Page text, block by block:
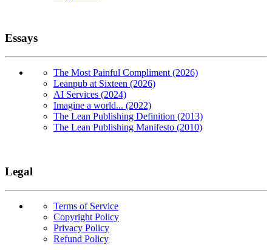
Essays
The Most Painful Compliment (2026)
Leanpub at Sixteen (2026)
AI Services (2024)
Imagine a world... (2022)
The Lean Publishing Definition (2013)
The Lean Publishing Manifesto (2010)
Legal
Terms of Service
Copyright Policy
Privacy Policy
Refund Policy